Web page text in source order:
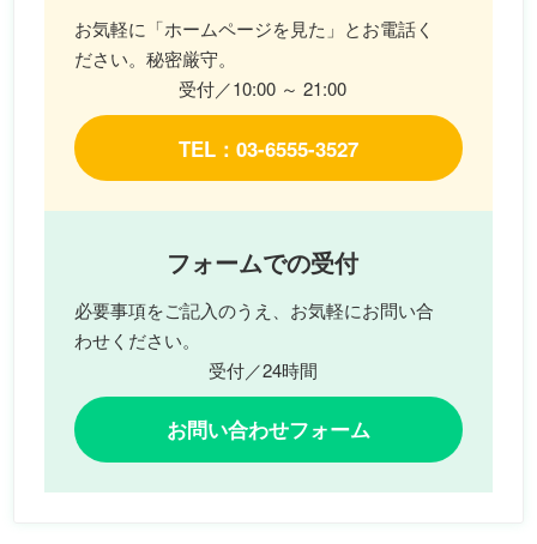
お気軽に「ホームページを見た」とお電話く
ださい。秘密厳守。
受付／10:00 ～ 21:00
TEL：03-6555-3527
フォームでの受付
必要事項をご記入のうえ、お気軽にお問い合
わせください。
受付／24時間
お問い合わせフォーム